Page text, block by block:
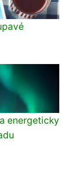
energeticky